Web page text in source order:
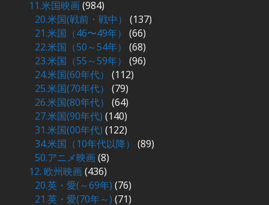
11.米国映画(984)
20.米国(戦前・戦中）
(137)
21.米国（46〜49年）
(66)
22.米国（50～54年）
(68)
23.米国（55～59年）
(96)
24.米国(60年代）
(112)
25.米国(70年代）
(79)
26.米国(80年代）
(64)
27.米国(90年代) (140)
31.米国(00年代) (122)
34.米国（10年代以降）
(89)
50.アニメ映画(8)
12. 欧州映画(436)
20.英・愛(～69年) (76)
21.英・愛(70年～) (71)